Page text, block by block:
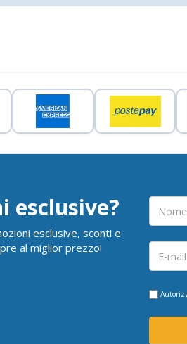
esclusive?
esclusive, sconti e
al miglior prezzo!